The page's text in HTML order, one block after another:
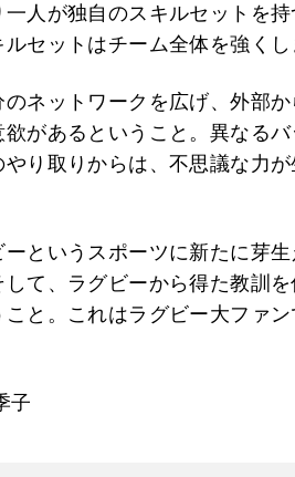
人が独自のスキルセットを持
セットはチーム全体を強くし
ネットワークを広げ、外部
があるということ。異なる
り取りからは、不思議な力
というスポーツに新たに芽
て、ラグビーから得た教訓を
と。これはラグビー大ファン
子